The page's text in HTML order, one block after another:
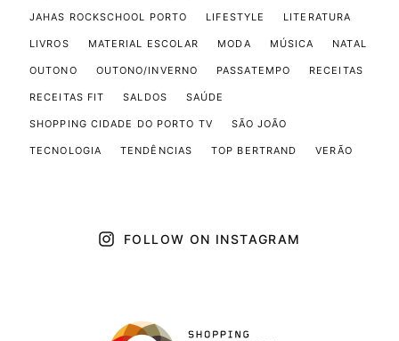
JAHAS ROCKSCHOOL PORTO LIFESTYLE LITERATURA
LIVROS MATERIAL ESCOLAR MODA MÚSICA NATAL
OUTONO OUTONO/INVERNO PASSATEMPO RECEITAS
RECEITAS FIT SALDOS SAÚDE
SHOPPING CIDADE DO PORTO TV SÃO JOÃO
TECNOLOGIA TENDÊNCIAS TOP BERTRAND VERÃO
FOLLOW ON INSTAGRAM